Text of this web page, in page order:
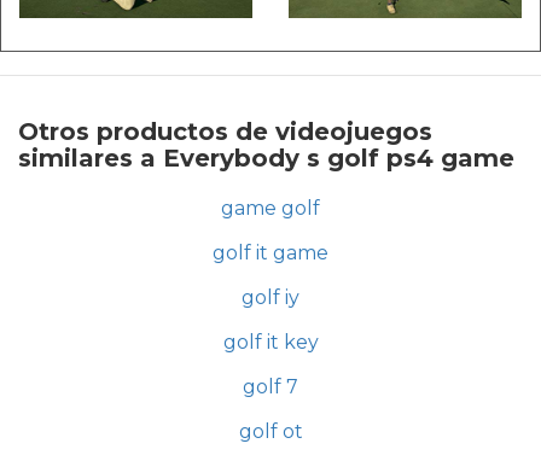
Otros productos de videojuegos
similares a Everybody s golf ps4 game
game golf
golf it game
golf iy
golf it key
golf 7
golf ot